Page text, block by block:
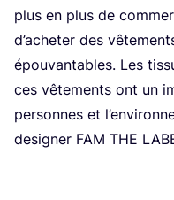
plus en plus de
d’a­che­ter des
épou­van­tables. Les
ces vête­ments ont un
per­sonnes et
desi­gner FAM THE